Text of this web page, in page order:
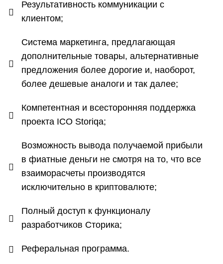
Результативность коммуникации с
клиентом;
Система маркетинга, предлагающая
дополнительные товары, альтернативные
предложения более дорогие и, наоборот,
более дешевые аналоги и так далее;
Компетентная и всесторонняя поддержка
проекта ICO Storiqa;
Возможность вывода получаемой прибыли
в фиатные деньги не смотря на то, что все
взаиморасчеты производятся
исключительно в криптовалюте;
Полный доступ к функционалу
разработчиков Сторика;
Реферальная программа.